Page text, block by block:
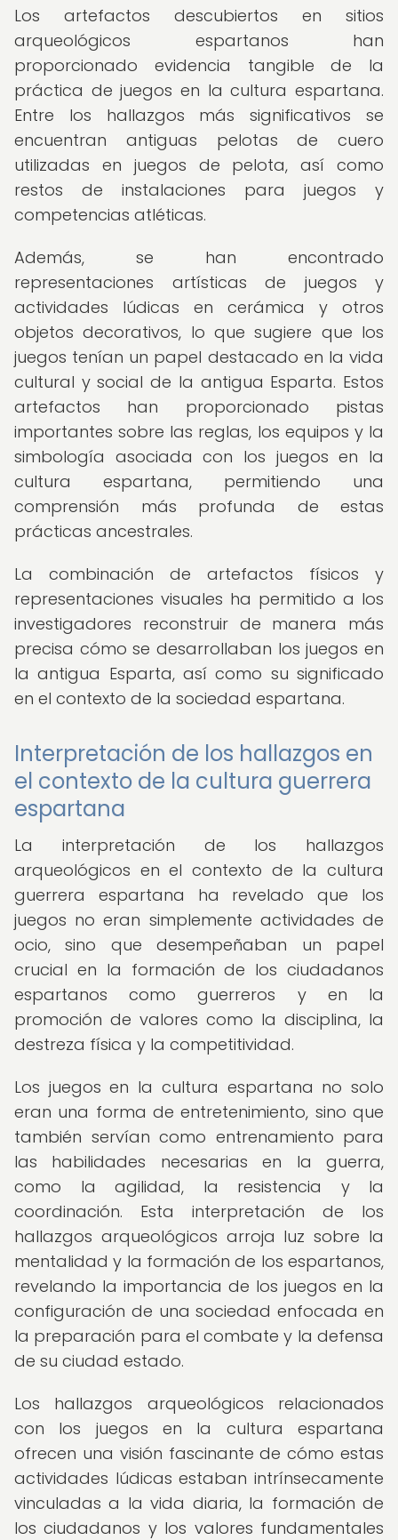
Los artefactos descubiertos en sitios
arqueológicos espartanos han
proporcionado evidencia tangible de la
práctica de juegos en la cultura espartana.
Entre los hallazgos más significativos se
encuentran antiguas pelotas de cuero
utilizadas en juegos de pelota, así como
restos de instalaciones para juegos y
competencias atléticas.
Además, se han encontrado
representaciones artísticas de juegos y
actividades lúdicas en cerámica y otros
objetos decorativos, lo que sugiere que los
juegos tenían un papel destacado en la vida
cultural y social de la antigua Esparta. Estos
artefactos han proporcionado pistas
importantes sobre las reglas, los equipos y la
simbología asociada con los juegos en la
cultura espartana, permitiendo una
comprensión más profunda de estas
prácticas ancestrales.
La combinación de artefactos físicos y
representaciones visuales ha permitido a los
investigadores reconstruir de manera más
precisa cómo se desarrollaban los juegos en
la antigua Esparta, así como su significado
en el contexto de la sociedad espartana.
Interpretación de los hallazgos en
el contexto de la cultura guerrera
espartana
La interpretación de los hallazgos
arqueológicos en el contexto de la cultura
guerrera espartana ha revelado que los
juegos no eran simplemente actividades de
ocio, sino que desempeñaban un papel
crucial en la formación de los ciudadanos
espartanos como guerreros y en la
promoción de valores como la disciplina, la
destreza física y la competitividad.
Los juegos en la cultura espartana no solo
eran una forma de entretenimiento, sino que
también servían como entrenamiento para
las habilidades necesarias en la guerra,
como la agilidad, la resistencia y la
coordinación. Esta interpretación de los
hallazgos arqueológicos arroja luz sobre la
mentalidad y la formación de los espartanos,
revelando la importancia de los juegos en la
configuración de una sociedad enfocada en
la preparación para el combate y la defensa
de su ciudad estado.
Los hallazgos arqueológicos relacionados
con los juegos en la cultura espartana
ofrecen una visión fascinante de cómo estas
actividades lúdicas estaban intrínsecamente
vinculadas a la vida diaria, la formación de
los ciudadanos y los valores fundamentales